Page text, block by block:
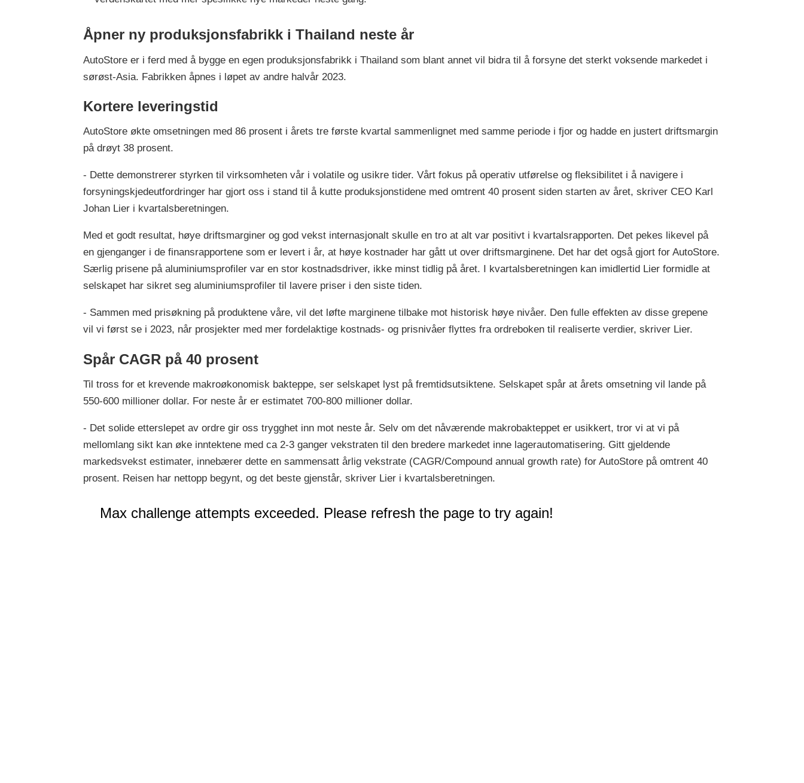
Åpner ny produksjonsfabrikk i Thailand neste år
AutoStore er i ferd med å bygge en egen produksjonsfabrikk i Thailand som blant annet vil bidra til å forsyne det sterkt voksende markedet i
sørøst-Asia. Fabrikken åpnes i løpet av andre halvår 2023.
Kortere leveringstid
AutoStore økte omsetningen med 86 prosent i årets tre første kvartal sammenlignet med samme periode i fjor og hadde en justert driftsmargin
på drøyt 38 prosent.
- Dette demonstrerer styrken til virksomheten vår i volatile og usikre tider. Vårt fokus på operativ utførelse og fleksibilitet i å navigere i
forsyningskjedeutfordringer har gjort oss i stand til å kutte produksjonstidene med omtrent 40 prosent siden starten av året, skriver CEO Karl
Johan Lier i kvartalsberetningen.
Med et godt resultat, høye driftsmarginer og god vekst internasjonalt skulle en tro at alt var positivt i kvartalsrapporten. Det pekes likevel på
en gjenganger i de finansrapportene som er levert i år, at høye kostnader har gått ut over driftsmarginene. Det har det også gjort for AutoStore.
Særlig prisene på aluminiumsprofiler var en stor kostnadsdriver, ikke minst tidlig på året. I kvartalsberetningen kan imidlertid Lier formidle at
selskapet har sikret seg aluminiumsprofiler til lavere priser i den siste tiden.
- Sammen med prisøkning på produktene våre, vil det løfte marginene tilbake mot historisk høye nivåer. Den fulle effekten av disse grepene
vil vi først se i 2023, når prosjekter med mer fordelaktige kostnads- og prisnivåer flyttes fra ordreboken til realiserte verdier, skriver Lier.
Spår CAGR på 40 prosent
Til tross for et krevende makroøkonomisk bakteppe, ser selskapet lyst på fremtidsutsiktene. Selskapet spår at årets omsetning vil lande på
550-600 millioner dollar. For neste år er estimatet 700-800 millioner dollar.
- Det solide etterslepet av ordre gir oss trygghet inn mot neste år. Selv om det nåværende makrobakteppet er usikkert, tror vi at vi på
mellomlang sikt kan øke inntektene med ca 2-3 ganger vekstraten til den bredere markedet inne lagerautomatisering. Gitt gjeldende
markedsvekst estimater, innebærer dette en sammensatt årlig vekstrate (CAGR/Compound annual growth rate) for AutoStore på omtrent 40
prosent. Reisen har nettopp begynt, og det beste gjenstår, skriver Lier i kvartalsberetningen.